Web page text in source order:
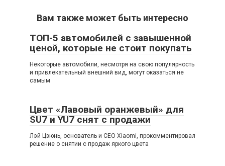
Вам также может быть интересно
ТОП-5 автомобилей с завышенной
ценой, которые не стоит покупать
Некоторые автомобили, несмотря на свою популярность
и привлекательный внешний вид, могут оказаться не
самым
Цвет «Лавовый оранжевый» для
SU7 и YU7 снят с продажи
Лэй Цзюнь, основатель и CEO Xiaomi, прокомментировал
решение о снятии с продаж яркого цвета